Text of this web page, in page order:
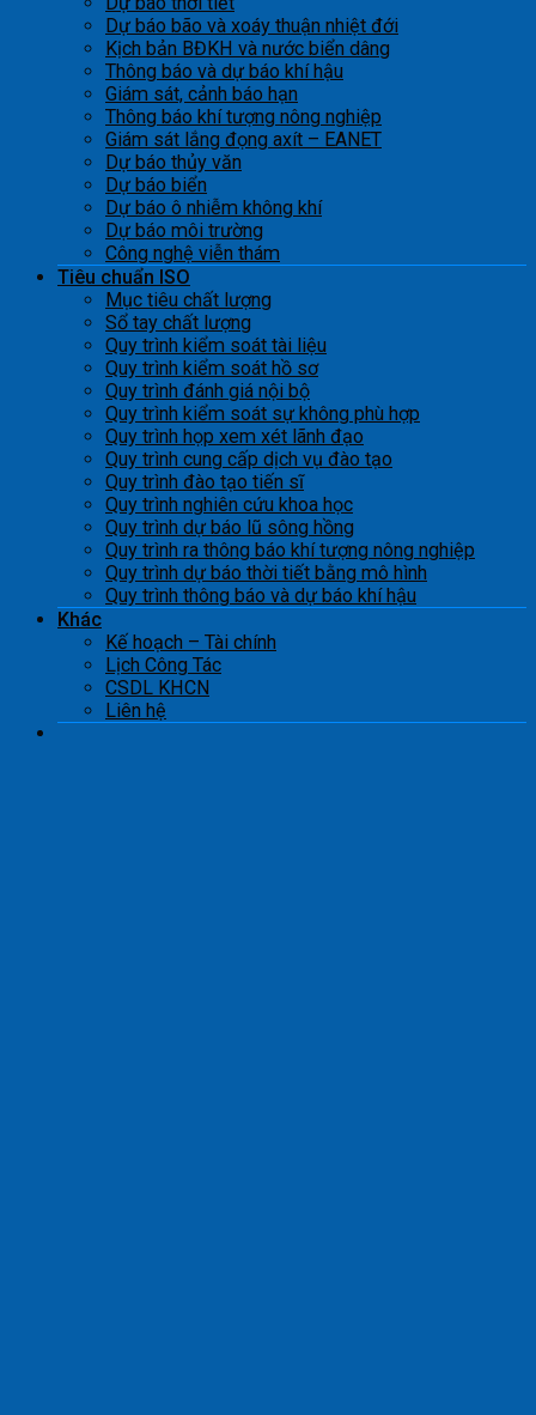
Dự báo bão và xoáy thuận nhiệt đới
Kịch bản BĐKH và nước biển dâng
Thông báo và dự báo khí hậu
Giám sát, cảnh báo hạn
Thông báo khí tượng nông nghiệp
Giám sát lắng đọng axít – EANET
Dự báo thủy văn
Dự báo biển
Dự báo ô nhiễm không khí
Dự báo môi trường
Công nghệ viễn thám
Tiêu chuẩn ISO
Mục tiêu chất lượng
Sổ tay chất lượng
Quy trình kiểm soát tài liệu
Quy trình kiểm soát hồ sơ
Quy trình đánh giá nội bộ
Quy trình kiểm soát sự không phù hợp
Quy trình họp xem xét lãnh đạo
Quy trình cung cấp dịch vụ đào tạo
Quy trình đào tạo tiến sĩ
Quy trình nghiên cứu khoa học
Quy trình dự báo lũ sông hồng
Quy trình ra thông báo khí tượng nông nghiệp
Quy trình dự báo thời tiết bằng mô hình
Quy trình thông báo và dự báo khí hậu
Khác
Kế hoạch – Tài chính
Lịch Công Tác
CSDL KHCN
Liên hệ